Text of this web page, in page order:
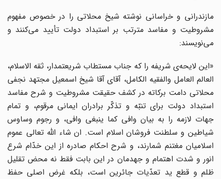
مازندرانی و خراسانی نوشته شیخ محلاتی را در خصوص مفهوم
مشروطیت و مفاسد مترتب بر استبداد دولت تأیید می‌کنند و
می‌نویسند:
«این لایحه‌ی شریفه را که جناب مستطاب شریعتمدار، ثقه الاسلام،
العالم العامل والفقیه الکامل، آقای آقا شیخ اسمعیل مجتهد نجفی
محلاتی دامت برکاته در کشف حقیقت مشروطیت و شرح مفاسد
استبداد دولت برای تنبّه و تذکّر برادران ایمانی مرقوم، و تمام
جهات لازمه را به بیان وافی کما ینبغی وافی، و رجوم وساوس
شیاطین و سلطنت فروشان اسلام است. ان شاء الله تعالی عموم
اسلامیان مغتنم شمارند، و شرح احکام صادره از این خدّام شرع
انور و شدت اهتمام و جهدمان در این بابت فقط نه محض تقلیل
ظلم و قطع ید تعدّیات جائرین است، بلکه غرض اصلی حفظ